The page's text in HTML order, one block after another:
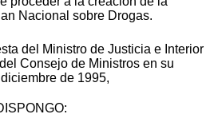
Nacional sobre Drogas.
del Ministro de Justicia e Interior
Consejo de Ministros en su
de 1995,